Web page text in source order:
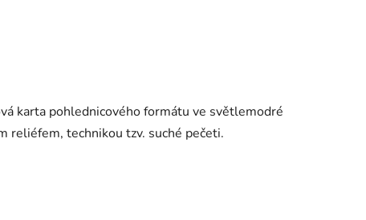
karta pohlednicového formátu ve světlemodré
reliéfem, technikou tzv. suché pečeti.